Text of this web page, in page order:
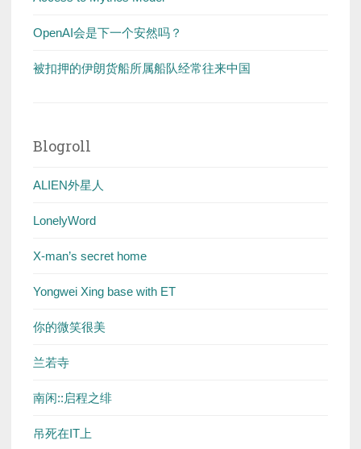
OpenAI会是下一个安然吗？
被扣押的伊朗货船所属船队经常往来中国
Blogroll
ALIEN外星人
LonelyWord
X-man’s secret home
Yongwei Xing base with ET
你的微笑很美
兰若寺
南闲::启程之绯
吊死在IT上